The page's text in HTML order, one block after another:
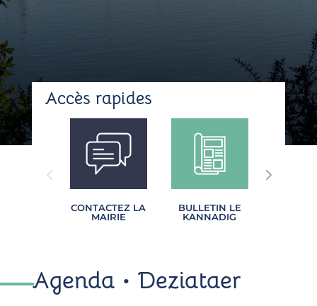
Accès rapides
CONTACTEZ LA
MAIRIE
BULLETIN LE
KANNADIG
Agenda • Deziataer